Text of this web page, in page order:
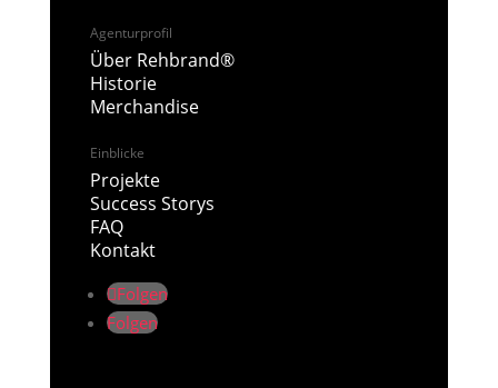
Agenturprofil
Über Rehbrand®
Historie
Merchandise
Einblicke
Projekte
Success Storys
FAQ
Kontakt
Folgen
Folgen